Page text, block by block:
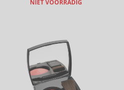
NIET VOORRADIG